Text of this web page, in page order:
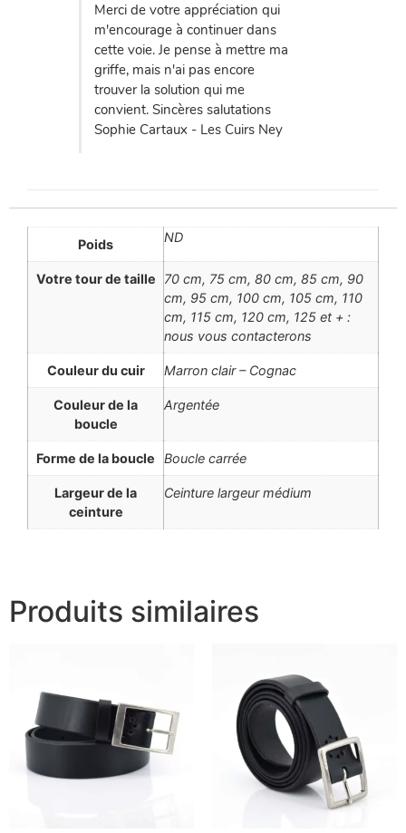
Merci de votre appréciation qui
m'encourage à continuer dans
cette voie. Je pense à mettre ma
griffe, mais n'ai pas encore
trouver la solution qui me
convient. Sincères salutations
Sophie Cartaux - Les Cuirs Ney
Poids ND
Votre tour de taille
70 cm, 75 cm, 80 cm, 85 cm, 90
cm, 95 cm, 100 cm, 105 cm, 110
cm, 115 cm, 120 cm, 125 et + :
nous vous contacterons
Couleur du cuir Marron clair – Cognac
Couleur de la
boucle
Argentée
Forme de la boucle Boucle carrée
Largeur de la
ceinture
Ceinture largeur médium
Produits similaires